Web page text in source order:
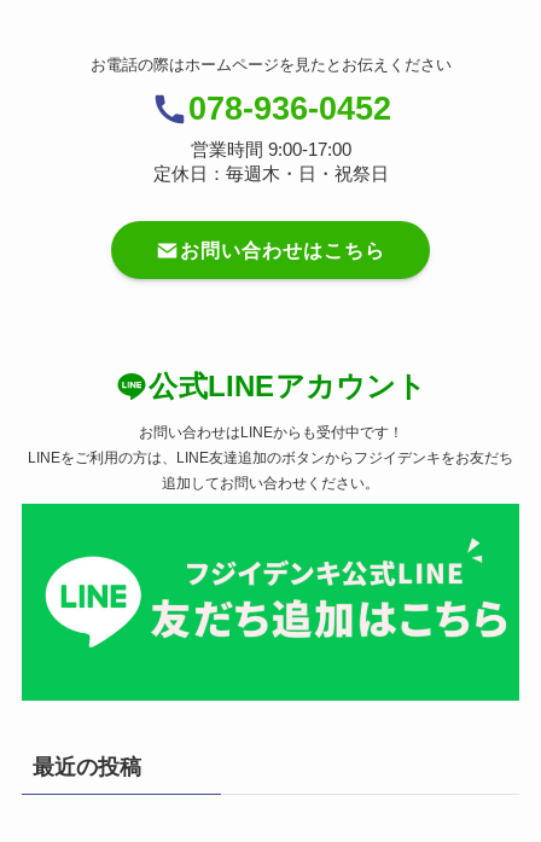
お電話の際はホームページを見たとお伝えください
078-936-0452
営業時間 9:00-17:00
定休日：毎週木・日・祝祭日
お問い合わせはこちら
公式LINEアカウント
お問い合わせはLINEからも受付中です！
LINEをご利用の方は、LINE友達追加のボタンからフジイデンキをお友だち
追加してお問い合わせください。
最近の投稿